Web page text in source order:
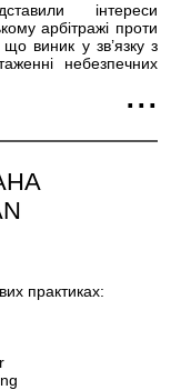
інтереси
арбітражі проти
що виник у зв’язку з
небезпечних
практиках: